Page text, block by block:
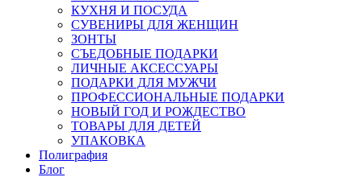
КУХНЯ И ПОСУДА
СУВЕНИРЫ ДЛЯ ЖЕНЩИН
ЗОНТЫ
СЪЕДОБНЫЕ ПОДАРКИ
ЛИЧНЫЕ АКСЕССУАРЫ
ПОДАРКИ ДЛЯ МУЖЧИ
ПРОФЕССИОНАЛЬНЫЕ ПОДАРКИ
НОВЫЙ ГОД И РОЖДЕСТВО
ТОВАРЫ ДЛЯ ДЕТЕЙ
УПАКОВКА
Полиграфия
Блог